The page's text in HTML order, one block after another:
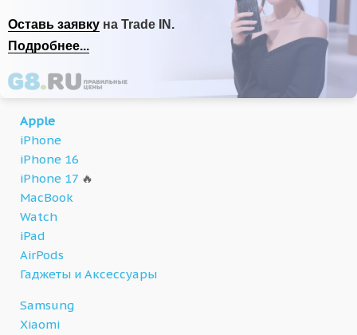
Оставь заявку на Trade IN.
Подробнее...
Apple
iPhone
iPhone 16
iPhone 17 🔥
MacBook
Watch
iPad
AirPods
Гаджеты и Аксессуары
Samsung
Xiaomi